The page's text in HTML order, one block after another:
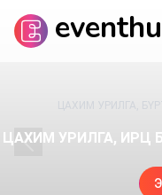
ЦАХИМ УРИЛГА,
ЦАХИМ УРИЛГА, ИРЦ